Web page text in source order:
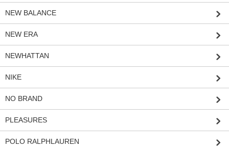
NEW BALANCE
NEW ERA
NEWHATTAN
NIKE
NO BRAND
PLEASURES
POLO RALPHLAUREN